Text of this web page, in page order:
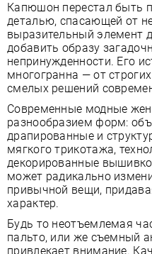
Капюшон перестал быть
деталью, спасающей от
выразительный элемент
добавить образу
непринужденности. Его
многогранна — от
смелых решений
Современные модные
разнообразием форм:
драпированные и
мягкого трикотажа,
декорированные
может радикально
привычной вещи,
характер.
Будь то неотъемлемая
пальто, или же съемный
привлекает внимание.